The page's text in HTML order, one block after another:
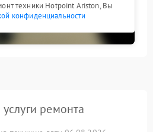
техники Hotpoint Ariston, Вы
конфиденциальности
ремонта